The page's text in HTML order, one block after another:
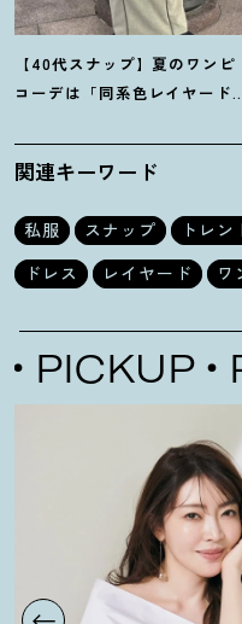
【40代スナップ】夏のワンピ
コーデは「同系色レイヤード
さん
関連キーワード
私服 スナップ トレン
ドレス
レイヤード ワ